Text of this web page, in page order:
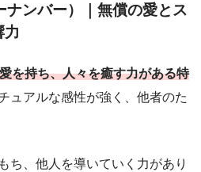
ナンバー）｜無償の愛とス
力
を持ち、人々を癒す力がある特
ュアルな感性が強く、他者のた
ち、他人を導いていく力があり